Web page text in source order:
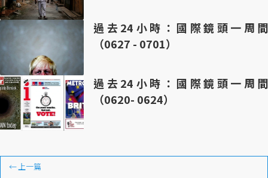
過去24小時：國際鏡頭一周間
（0627 - 0701）
過去24小時：國際鏡頭一周間
（0620- 0624）
← 上一篇